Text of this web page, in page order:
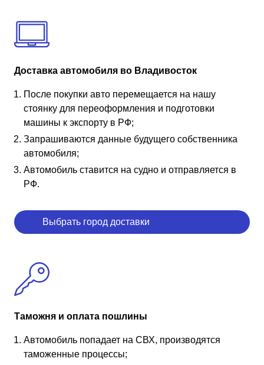
Доставка автомобиля во Владивосток
После покупки авто перемещается на нашу
стоянку для переоформления и подготовки
машины к экспорту в РФ;
Запрашиваются данные будущего собственника
автомобиля;
Автомобиль ставится на судно и отправляется в
РФ.
Выбрать город доставки
Таможня и оплата пошлины
Автомобиль попадает на СВХ, производятся
таможенные процессы;